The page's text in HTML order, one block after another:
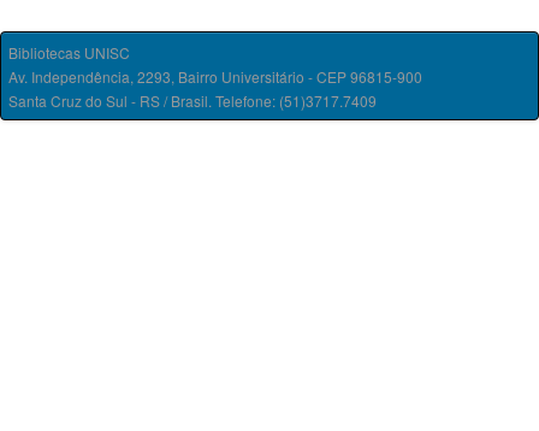
Bibliotecas UNISC
Av. Independência, 2293, Bairro Universitário - CEP 96815-900
Santa Cruz do Sul - RS / Brasil. Telefone: (51)3717.7409